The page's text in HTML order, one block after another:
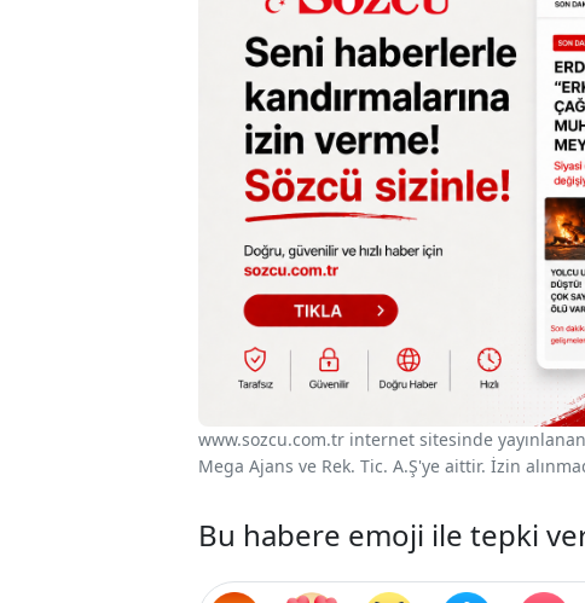
www.sozcu.com.tr internet sitesinde
Mega Ajans ve Rek. Tic. A.Ş'ye aittir. İzin
Bu habere emoji ile tepki